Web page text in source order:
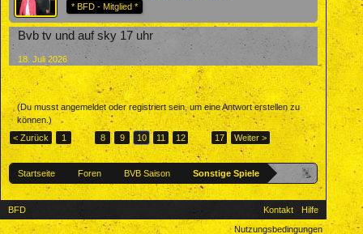
* BFD - Mitglied *
Bvb tv und auf sky 17 uhr
18. Juli 2026
(Du musst angemeldet oder registriert sein, um eine Antwort erstellen zu
können.)
< Zurück
1 ← 8 9 10 11 12 → 17 Weiter >
Startseite Foren BVB Saison Sonstige Spiele
BFD Kontakt
Hilfe
Nutzungsbedingungen